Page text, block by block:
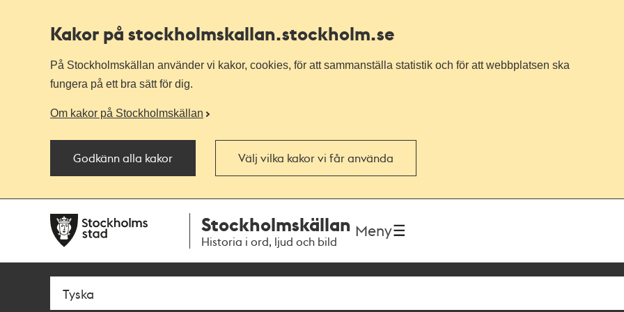
Kakor på stockholmskallan.stockholm.se
På Stockholmskällan använder vi kakor, cookies, för att sammanställa statistik och för att webbplatsen ska
fungera på ett bra sätt för dig.
Om kakor på Stockholmskällan
Godkänn alla kakor Välj vilka kakor vi får använda
navigationen
huvudinnehållet
Stockholmskällan
Historia i ord, ljud och bild
Meny
Sök